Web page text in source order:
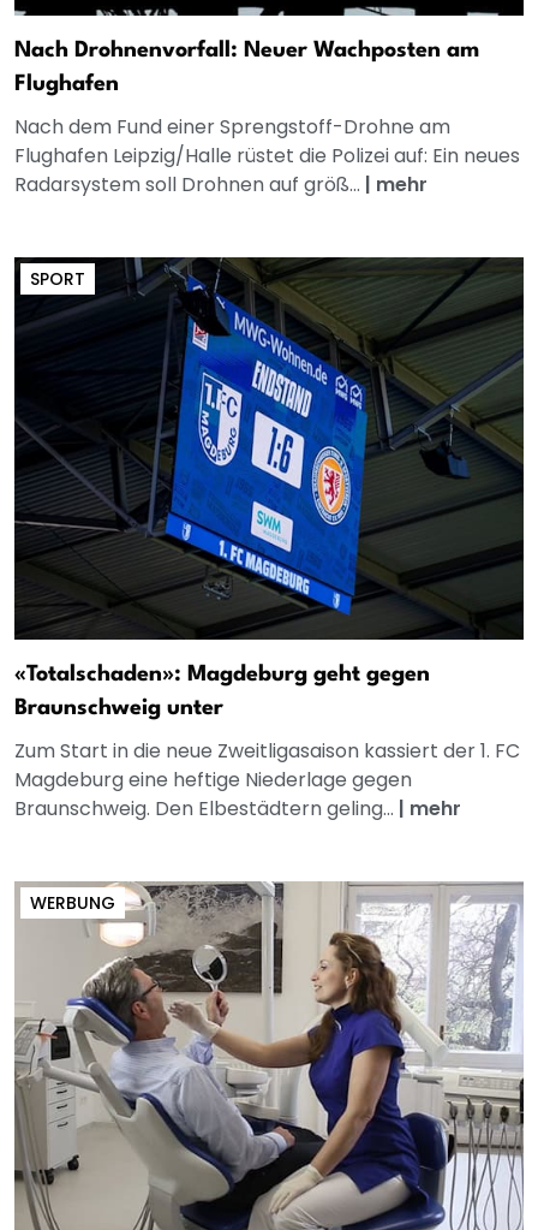
Nach Drohnenvorfall: Neuer Wachposten am
Flughafen
Nach dem Fund einer Sprengstoff-Drohne am
Flughafen Leipzig/Halle rüstet die Polizei auf: Ein neues
Radarsystem soll Drohnen auf größ... | mehr
SPORT
«Totalschaden»: Magdeburg geht gegen
Braunschweig unter
Zum Start in die neue Zweitligasaison kassiert der 1. FC
Magdeburg eine heftige Niederlage gegen
Braunschweig. Den Elbestädtern geling... | mehr
WERBUNG